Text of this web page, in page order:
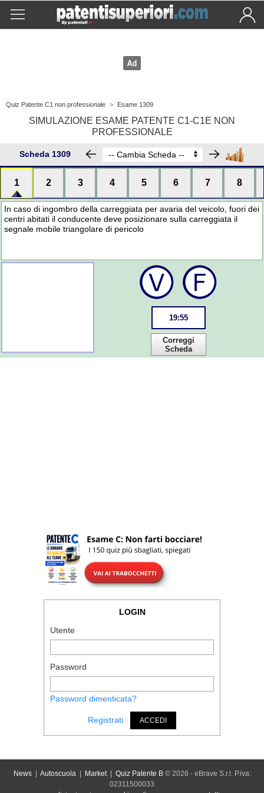
Quiz Patente C1 non professionale > Esame 1309
SIMULAZIONE ESAME PATENTE C1-C1E NON
PROFESSIONALE
Scheda 1309
1 2 3 4 5 6 7 8
In caso di ingombro della carreggiata per avaria del veicolo, fuori dei
centri abitati il conducente deve posizionare sulla carreggiata il
segnale mobile triangolare di pericolo
19:55
Correggi
Scheda
LOGIN
Utente
Password
Password dimenticata?
Registrati ACCEDI
News| Autoscuola| Market| Quiz Patente B© 2026 - eBrave S.r.l. P.iva:
02311500033